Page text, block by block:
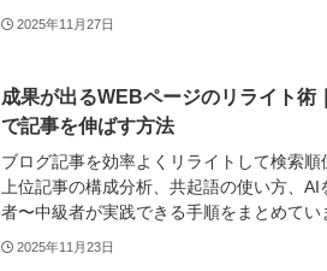
2025年11月27日
成果が出るWEBページのリライト術
で記事を伸ばす方法
ブログ記事を効率よくリライトして検索順
上位記事の構成分析、共起語の使い方、
者〜中級者が実践できる手順をまとめてい
2025年11月23日